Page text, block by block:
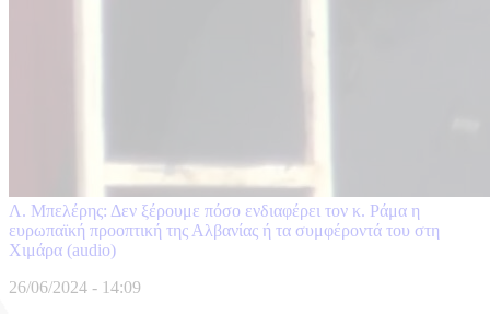
Λ. Μπελέρης: Δεν ξέρουμε πόσο ενδιαφέρει τον κ. Ράμα η
ευρωπαϊκή προοπτική της Αλβανίας ή τα συμφέροντά του στη
Χιμάρα (audio)
26/06/2024 - 14:09